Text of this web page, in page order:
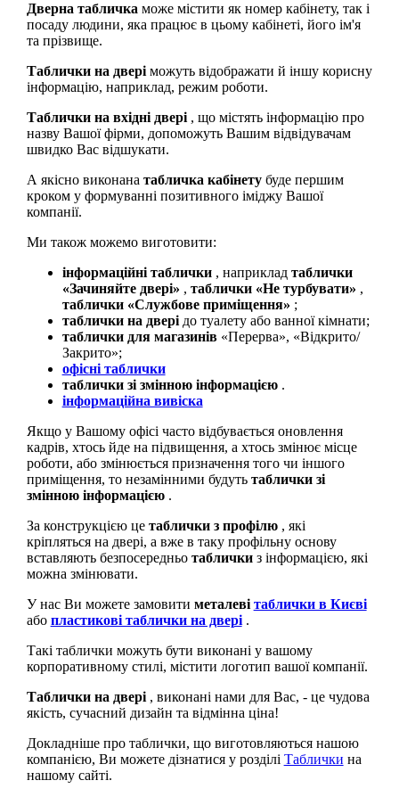
Дверна табличка може містити як номер кабінету, так і
посаду людини, яка працює в цьому кабінеті, його ім'я
та прізвище.
Таблички на дверіможуть відображати й іншу корисну
інформацію, наприклад, режим роботи.
Таблички на вхідні двері, що містять інформацію про
назву Вашої фірми, допоможуть Вашим відвідувачам
швидко Вас відшукати.
А якісно виконана табличка кабінетубуде першим
кроком у формуванні позитивного іміджу Вашої
компанії.
Ми також можемо виготовити:
інформаційні таблички, наприклад таблички
«Зачиняйте двері» , таблички «Не турбувати» ,
таблички «Службове приміщення» ;
таблички на дверідо туалету або ванної кімнати;
таблички для магазинів«Перерва», «Відкрито/
Закрито»;
офісні таблички
таблички зі змінною інформацією.
інформаційна вивіска
Якщо у Вашому офісі часто відбувається оновлення
кадрів, хтось йде на підвищення, а хтось змінює місце
роботи, або змінюється призначення того чи іншого
приміщення, то незамінними будуть таблички зі
змінною інформацією.
За конструкцією це таблички з профілю, які
кріпляться на двері, а вже в таку профільну основу
вставляють безпосередньо табличкиз інформацією, які
можна змінювати.
У нас Ви можете замовити металеві таблички в Києві
або пластикові таблички на двері.
Такі таблички можуть бути виконані у вашому
корпоративному стилі, містити логотип вашої компанії.
Таблички на двері, виконані нами для Вас, - це чудова
якість, сучасний дизайн та відмінна ціна!
Докладніше про таблички, що виготовляються нашою
компанією, Ви можете дізнатися у розділі Таблички на
нашому сайті.